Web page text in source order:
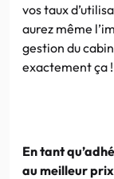
vos taux
aurez même
gestion du
exactement ça !
En tant
au meilleur